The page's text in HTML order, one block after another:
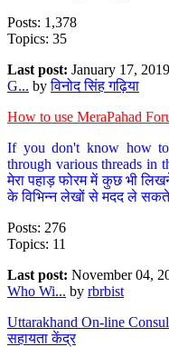
Posts: 1,378
Topics: 35
Last post: January 17,
G... byविनोद सिंह गढ़िया
How to use MeraPahad
If you don't know how to
through various threads in
मेरा पहाड़ फोरम में कुछ भी
के विभिन्न लेखों से मदद ले
Posts: 276
Topics: 11
Last post: November 04,
Who Wi... by rbrbist
Uttarakhand On-line
सहायता केंद्र